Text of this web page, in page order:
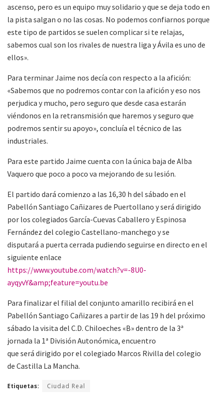
ascenso, pero es un equipo muy solidario y que se deja todo en
la pista salgan o no las cosas. No podemos confiarnos porque
este tipo de partidos se suelen complicar si te relajas,
sabemos cual son los rivales de nuestra liga y Ávila es uno de
ellos».
Para terminar Jaime nos decía con respecto a la afición:
«Sabemos que no podremos contar con la afición y eso nos
perjudica y mucho, pero seguro que desde casa estarán
viéndonos en la retransmisión que haremos y seguro que
podremos sentir su apoyo», concluía el técnico de las
industriales.
Para este partido Jaime cuenta con la única baja de Alba
Vaquero que poco a poco va mejorando de su lesión.
El partido dará comienzo a las 16,30 h del sábado en el
Pabellón Santiago Cañizares de Puertollano y será dirigido
por los colegiados García-Cuevas Caballero y Espinosa
Fernández del colegio Castellano-manchego y se
disputará a puerta cerrada pudiendo seguirse en directo en el
siguiente enlace
https://www.youtube.com/watch?v=-8U0-
ayqyvY&amp;feature=youtu.be
Para finalizar el filial del conjunto amarillo recibirá en el
Pabellón Santiago Cañizares a partir de las 19 h del próximo
sábado la visita del C.D. Chiloeches «B» dentro de la 3ª
jornada la 1ª División Autonómica, encuentro
que será dirigido por el colegiado Marcos Rivilla del colegio
de Castilla La Mancha.
Etiquetas: Ciudad Real